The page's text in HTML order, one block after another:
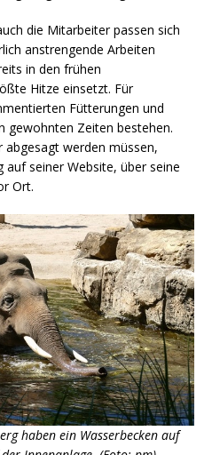
die Mitarbeiter passen sich
anstrengende Arbeiten
in den frühen
Hitze einsetzt. Für
Fütterungen und
gewohnten Zeiten bestehen.
werden müssen,
seiner Website, über seine
Ort.
haben ein Wasserbecken auf